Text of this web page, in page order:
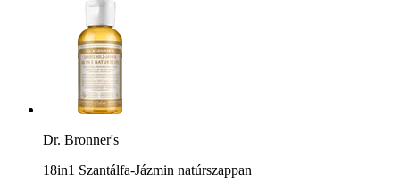
Dr. Bronner's
18in1 Szantálfa-Jázmin natúrszappan